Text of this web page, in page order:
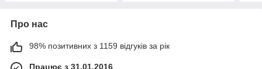
Про нас
98% позитивних з 1159 відгуків за рік
Працює з 31.01.2016